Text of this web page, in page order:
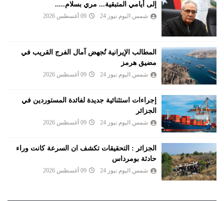
إلى أيامي المتبقية... مري بسلام.....
شمس اليوم نيوز 24 09 أغسطس 2026
المطالب الإيرانية تُجهض آمال الفرج القريب في
مضيق هرمز
شمس اليوم نيوز 24 09 أغسطس 2026
إجراءات استثنائية جديدة لفائدة المستوردين في
الجزائر
شمس اليوم نيوز 24 09 أغسطس 2026
الجزائر : التحقيقات تكشف ان السرعة كانت وراء
حادثة بومرداس
شمس اليوم نيوز 24 09 أغسطس 2026